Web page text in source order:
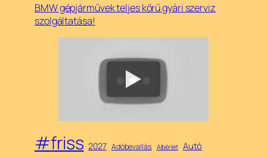
BMW gépjárművek teljes kőrű gyári szerviz
szolgáltatása!
#friss 2027 Adóbevallás Albérlet Autó